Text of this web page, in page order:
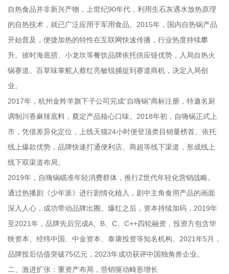
自热食品并非新兴产物，上世纪90年代，利用生石灰遇水放热原理
的自热技术，就已广泛应用于军用食品。2015年，国内自热锅产品
开始普及，便捷加热的特性在互联网快速传播，行业热度持续攀
升。彼时海底捞、小龙坎等餐饮品牌依托供应链优势，入局自热火
锅赛道。百草味掌舵人蔡红亮敏锐捕捉到赛道商机，决定入局创
业。
2017年，杭州金羚羊旗下子公司完成“自嗨锅”商标注册，特邀名厨
调制川香麻辣底料，奠定产品核心口味。2018年初，自嗨锅正式上
市，凭借差异化定位，上线天猫24小时便登顶类目销量榜首。依托
线上爆款优势，品牌快速打通便利店、商超等线下渠道，形成线上
线下双渠道布局。
2019年，自嗨锅瞄准年轻消费群体，推行Z世代年轻化营销战略。
通过热播剧《少年派》进行剧情化植入，剧中主角食用产品的画面
深入人心，成功带动品牌出圈。爆红之后，资本持续加码，2019年
至2021年，品牌先后完成A、B、C、C++四轮融资，投资方包含华
映资本、经纬中国、中金资本、泰康投资等知名机构。2021年5月，
品牌投后估值突破75亿元，2023年成功获评中国独角兽企业。
二、激进扩张：重资产布局，营销驱动畸形增长